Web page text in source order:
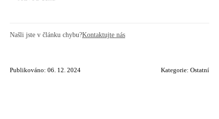
Našli jste v článku chybu?Kontaktujte nás
Publikováno: 06. 12. 2024 Kategorie: Ostatní